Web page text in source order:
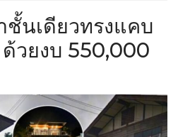
ชั้นเดียวทรงแคบ
วยงบ 550,000